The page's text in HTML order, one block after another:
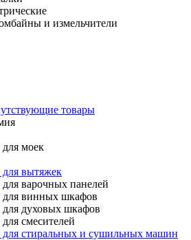
и измельчители
товары
моек
вытяжек
варочных панелей
для винных шкафов
для духовых шкафов
смесителей
для стиральных и сушильных машин